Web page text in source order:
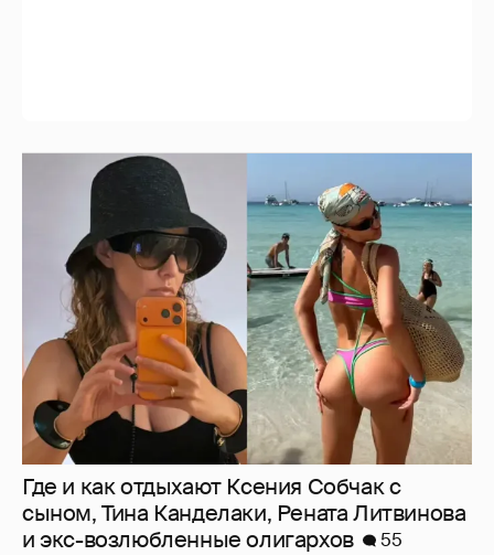
Где и как отдыхают Ксения Собчак с
сыном, Тина Канделаки, Рената Литвинова
и экс-возлюбленные олигархов
55